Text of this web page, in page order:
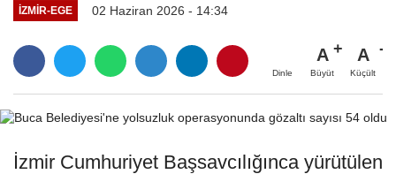
İZMIR-EGE 02 Haziran 2026 - 14:34
Dinle
A
Büyüt
A
Küçült
İzmir Cumhuriyet Başsavcılığınca yürütülen